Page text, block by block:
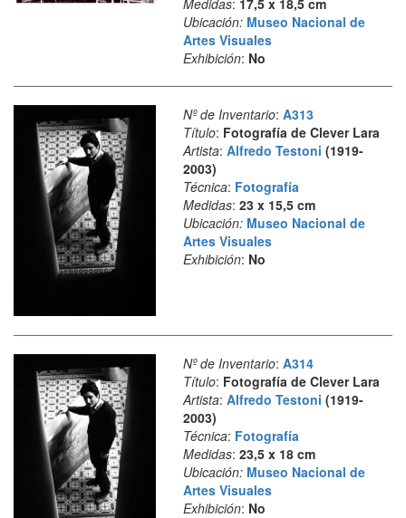
Ubicación: Museo Nacional de
Artes Visuales
Exhibición: No
Nº de Inventario: A313
Título: Fotografía de Clever Lara
Artista: Alfredo Testoni (1919-
2003)
Técnica: Fotografía
Medidas: 23 x 15,5 cm
Ubicación: Museo Nacional de
Artes Visuales
Exhibición: No
Nº de Inventario: A314
Título: Fotografía de Clever Lara
Artista: Alfredo Testoni (1919-
2003)
Técnica: Fotografía
Medidas: 23,5 x 18 cm
Ubicación: Museo Nacional de
Artes Visuales
Exhibición: No